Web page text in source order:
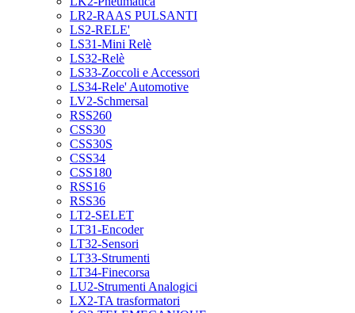
LR2-RAAS PULSANTI
LS2-RELE'
LS31-Mini Relè
LS32-Relè
LS33-Zoccoli e Accessori
LS34-Rele' Automotive
LV2-Schmersal
RSS260
CSS30
CSS30S
CSS34
CSS180
RSS16
RSS36
LT2-SELET
LT31-Encoder
LT32-Sensori
LT33-Strumenti
LT34-Finecorsa
LU2-Strumenti Analogici
LX2-TA trasformatori